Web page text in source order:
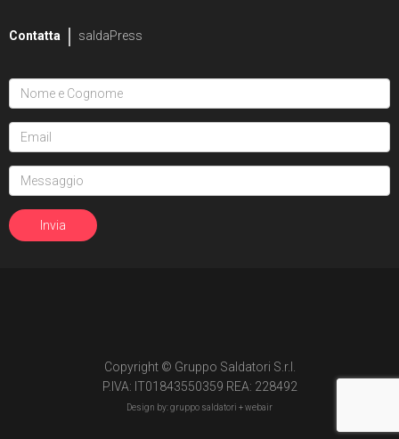
Contatta saldaPress
Copyright © Gruppo Saldatori S.r.l.
P.IVA: IT01843550359 REA: 228492
Design by: gruppo saldatori +webair